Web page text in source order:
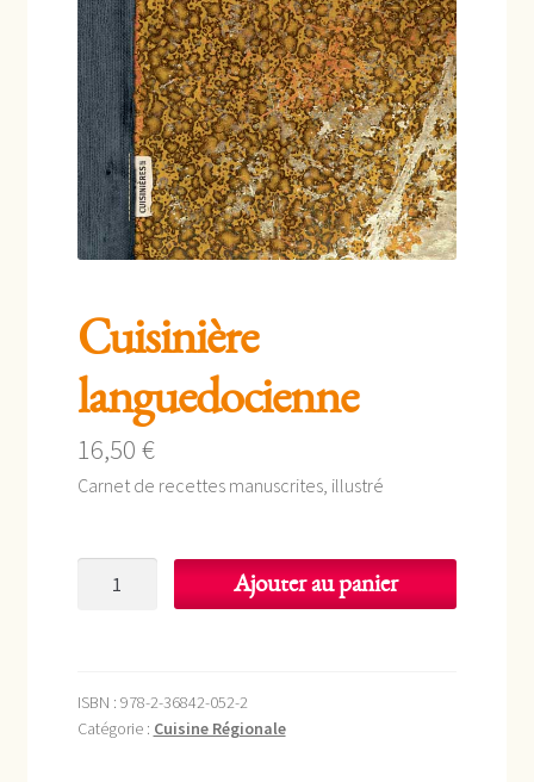
Cuisinière
languedocienne
16,50 €
Carnet de recettes manuscrites, illustré
Ajouter au panier
ISBN : 978-2-36842-052-2
Catégorie : Cuisine Régionale